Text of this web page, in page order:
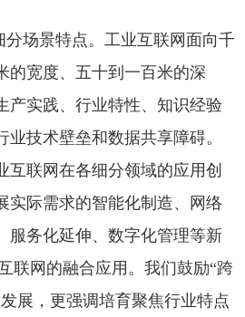
分场景特点。工业互联网面向千
的宽度、五十到一百米的深
产实践、行业特性、知识经验
技术壁垒和数据共享障碍。
互联网在各细分领域的应用创
实际需求的智能化制造、网络
服务化延伸、数字化管理等新
联网的融合应用。我们鼓励“跨
展，更强调培育聚焦行业特点